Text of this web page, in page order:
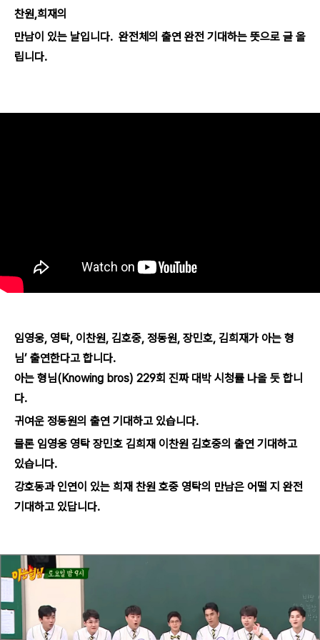
찬원,희재의
만남이 있는 날입니다. 완전체의 출연 완전 기대하는 뜻으로 글 올
립니다.
임영웅, 영탁, 이찬원, 김호중, 정동원, 장민호, 김희재가 아는 형
님’ 출연한다고 합니다.
아는 형님(Knowing bros) 229회 진짜 대박 시청률 나올 듯 합니
다.
귀여운 정동원의 출연 기대하고 있습니다.
물론 임영웅 영탁 장민호 김희재 이찬원 김호중의 출연 기대하고
있습니다.
강호동과 인연이 있는 희재 찬원 호중 영탁의 만남은 어떨 지 완전
기대하고 있답니다.